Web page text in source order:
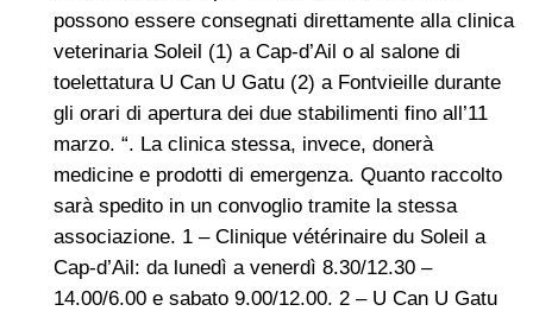
possono essere consegnati direttamente alla clinica
veterinaria Soleil (1) a Cap-d’Ail o al salone di
toelettatura U Can U Gatu (2) a Fontvieille durante
gli orari di apertura dei due stabilimenti fino all’11
marzo. “. La clinica stessa, invece, donerà
medicine e prodotti di emergenza. Quanto raccolto
sarà spedito in un convoglio tramite la stessa
associazione. 1 – Clinique vétérinaire du Soleil a
Cap-d’Ail: da lunedì a venerdì 8.30/12.30 –
14.00/6.00 e sabato 9.00/12.00. 2 – U Can U Gatu